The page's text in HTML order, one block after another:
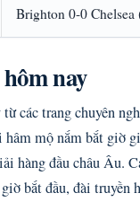
Brighton 0-0
nay
các trang chuyên
mộ nắm bắt giờ
hàng đầu châu Âu.
bắt đầu, đài truyền